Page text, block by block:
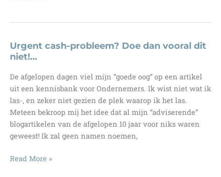
wie
wil
nu
niet?…
Urgent cash-probleem? Doe dan vooral dit
niet!…
De afgelopen dagen viel mijn “goede oog” op een artikel
uit een kennisbank voor Ondernemers. Ik wist niet wat ik
las-, en zeker niet gezien de plek waarop ik het las.
Meteen bekroop mij het idee dat al mijn “adviserende”
blogartikelen van de afgelopen 10 jaar voor niks waren
geweest! Ik zal geen namen noemen,
Urgent
Read More »